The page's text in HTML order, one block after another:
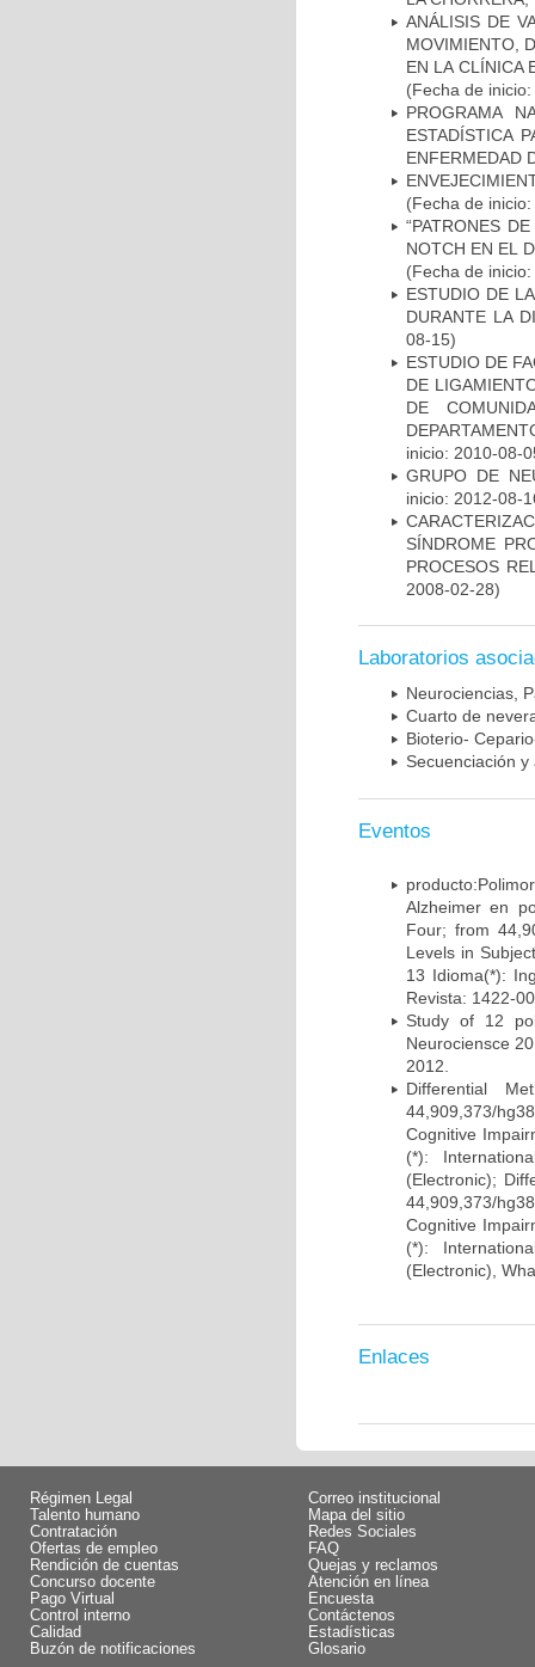
ANÁLISIS DE
MOVIMIENTO,
EN LA CLÍNICA
(Fecha de
PROGRAMA
ESTADÍSTICA
ENFERMEDAD
(Fecha de
“PATRONES
NOTCH EN EL
(Fecha de
ESTUDIO DE
DURANTE LA
08-15)
ESTUDIO DE
DE
DE
inicio: 2010-08-
GRUPO DE
inicio: 2012-08-
SÍNDROME
PROCESOS
2008-02-28)
Laboratorios
Neurociencias,
Cuarto de
Bioterio-
Secuenciación
Eventos
Alzheimer en
Four; from
Levels in
13 Idioma(*):
Revista: 1422-
Study of 12
Neurociensce
2012.
Differential
44,909,373/
Cognitive
(*):
(Electronic);
44,909,373/
Cognitive
(*):
(Electronic),
Enlaces
Régimen Legal
Talento humano
Contratación
Ofertas de empleo
Rendición de cuentas
Concurso docente
Pago Virtual
Control interno
Calidad
Buzón de notificaciones
Correo institucional
Mapa del sitio
Redes Sociales
FAQ
Quejas y reclamos
Atención en línea
Encuesta
Contáctenos
Estadísticas
Glosario